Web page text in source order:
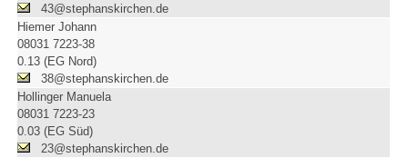
43@stephanskirchen.de
Hiemer Johann
08031 7223-38
0.13 (EG Nord)
38@stephanskirchen.de
Hollinger Manuela
08031 7223-23
0.03 (EG Süd)
23@stephanskirchen.de